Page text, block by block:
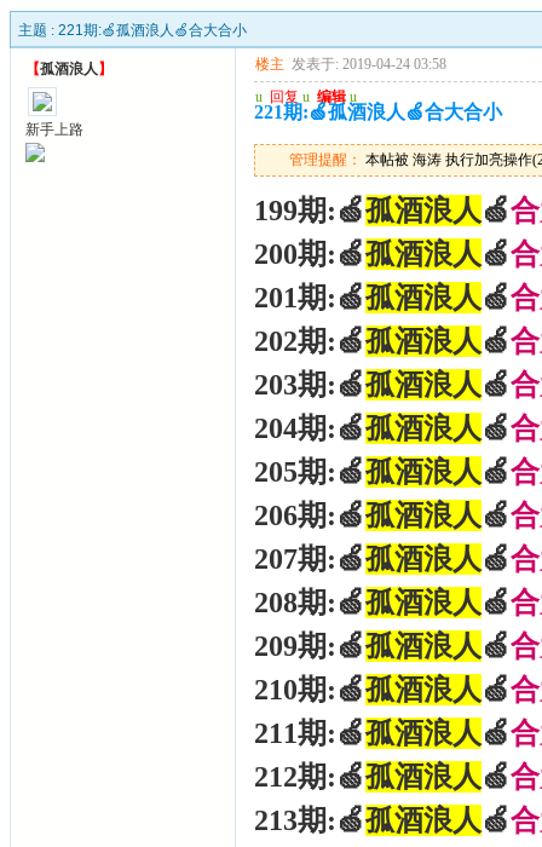
主题 : 221期:🍏孤酒浪人🍏合大合小
【孤酒浪人 】
新手上路
楼主 发表于: 2019-04-24 03:58
u 回复 u 编辑 u
221期:🍏孤酒浪人🍏合大合小
管理提醒： 本帖被 海涛 执行加亮操作
199期:🍏孤酒浪人 🍏
200期:🍏孤酒浪人 🍏
201期:🍏孤酒浪人 🍏
202期:🍏孤酒浪人 🍏
203期:🍏孤酒浪人 🍏
204期:🍏孤酒浪人 🍏
205期:🍏孤酒浪人 🍏
206期:🍏孤酒浪人 🍏
207期:🍏孤酒浪人 🍏
208期:🍏孤酒浪人 🍏
209期:🍏孤酒浪人 🍏
210期:🍏孤酒浪人 🍏
211期:🍏孤酒浪人 🍏
212期:🍏孤酒浪人 🍏
213期:🍏孤酒浪人 🍏